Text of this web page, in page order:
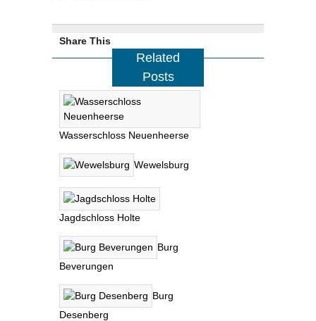
Share This
Related
Posts
Wasserschloss Neuenheerse
Wewelsburg
Jagdschloss Holte
Burg
Beverungen
Burg
Desenberg